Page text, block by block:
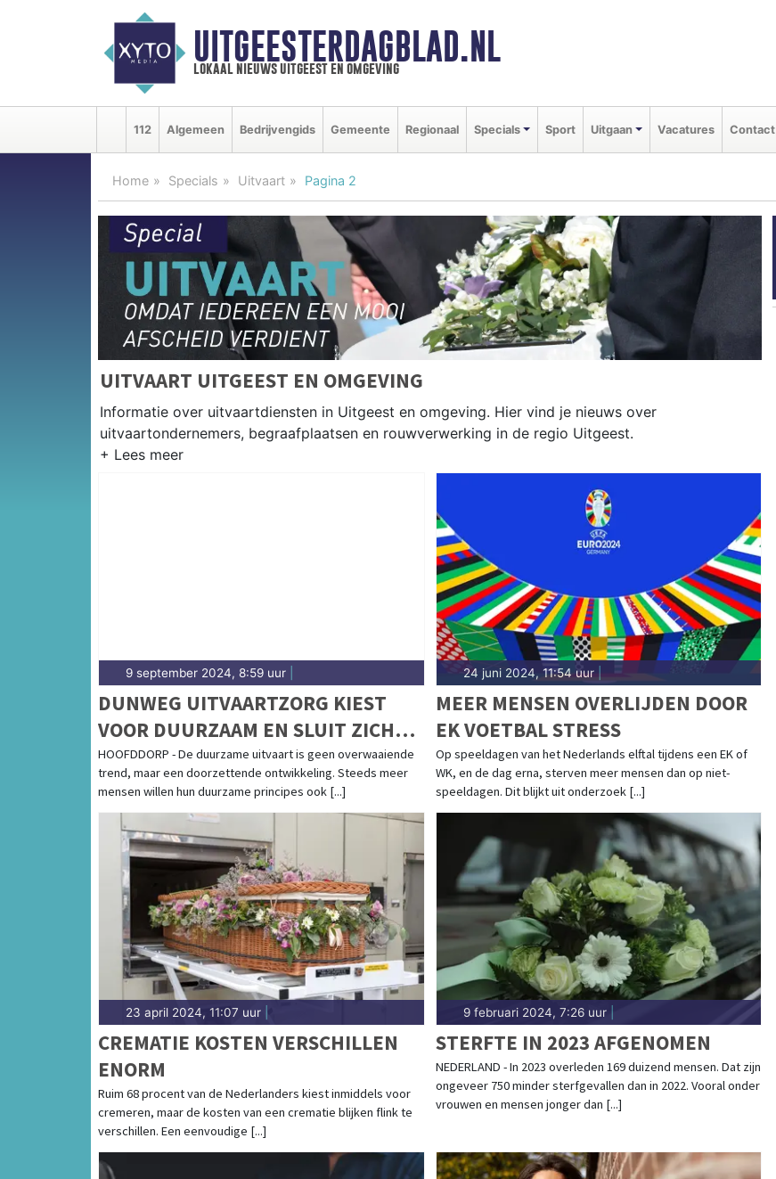
UITGEESTERDAGBLAD.NL
lokaal nieuws uitgeest en omgeving
112 Algemeen Bedrijvengids Gemeente Regionaal Specials Sport Uitgaan Vacatures Contact
Home Specials Uitvaart Pagina 2
UITVAART UITGEEST EN OMGEVING
Informatie over uitvaartdiensten in Uitgeest en omgeving. Hier vind je nieuws over
uitvaartondernemers, begraafplaatsen en rouwverwerking in de regio Uitgeest.
9 september 2024, 8:59 uur
DUNWEG UITVAARTZORG KIEST
VOOR DUURZAAM EN SLUIT ZICH
AAN BIJ GREENLEAVE
HOOFDDORP - De duurzame uitvaart is geen overwaaiende
trend, maar een doorzettende ontwikkeling. Steeds meer
mensen willen hun duurzame principes ook [...]
24 juni 2024, 11:54 uur|
MEER MENSEN OVERLIJDEN DOOR
EK VOETBAL STRESS
Op speeldagen van het Nederlands elftal tijdens een EK of
WK, en de dag erna, sterven meer mensen dan op niet-
speeldagen. Dit blijkt uit onderzoek [...]
23 april 2024, 11:07 uur
CREMATIE KOSTEN VERSCHILLEN
ENORM
Ruim 68 procent van de Nederlanders kiest inmiddels voor
cremeren, maar de kosten van een crematie blijken flink te
verschillen. Een eenvoudige [...]
9 februari 2024, 7:26 uur|
STERFTE IN 2023 AFGENOMEN
NEDERLAND - In 2023 overleden 169 duizend mensen. Dat zijn
ongeveer 750 minder sterfgevallen dan in 2022. Vooral onder
vrouwen en mensen jonger dan [...]